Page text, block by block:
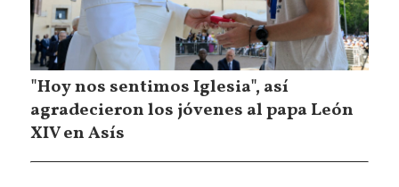
"Hoy nos sentimos Iglesia", así
agradecieron los jóvenes al papa León
XIV en Asís